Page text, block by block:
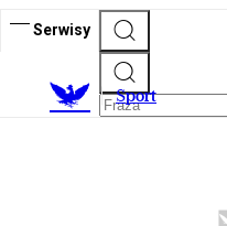
Serwisy
Sport